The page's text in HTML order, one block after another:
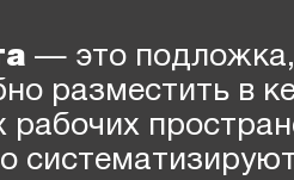
— это
разместить в